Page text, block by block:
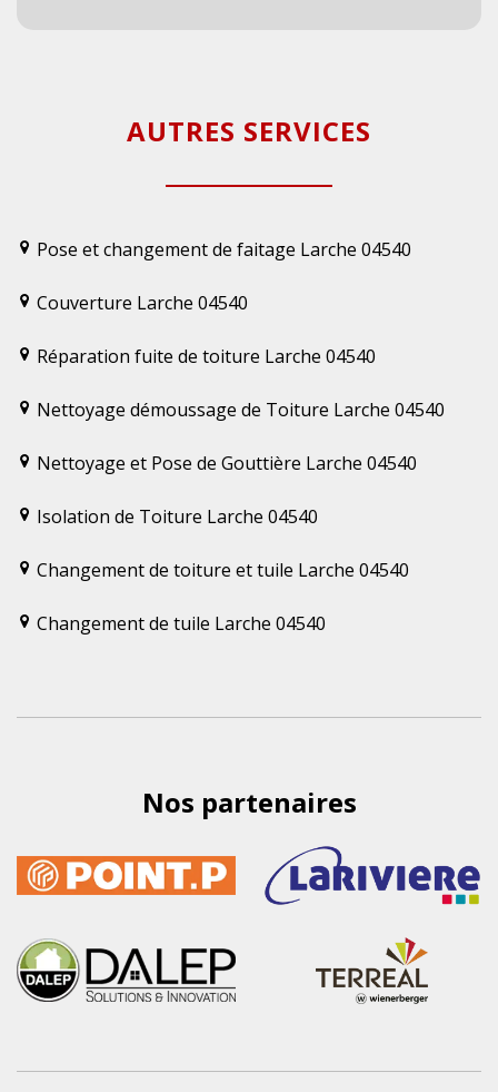
AUTRES SERVICES
Pose et changement de faitage Larche 04540
Couverture Larche 04540
Réparation fuite de toiture Larche 04540
Nettoyage démoussage de Toiture Larche 04540
Nettoyage et Pose de Gouttière Larche 04540
Isolation de Toiture Larche 04540
Changement de toiture et tuile Larche 04540
Changement de tuile Larche 04540
Nos partenaires